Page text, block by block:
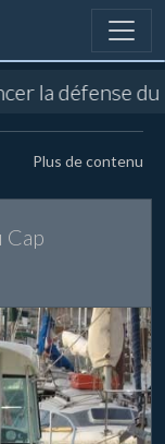
la défense
Plus de contenu
Cap